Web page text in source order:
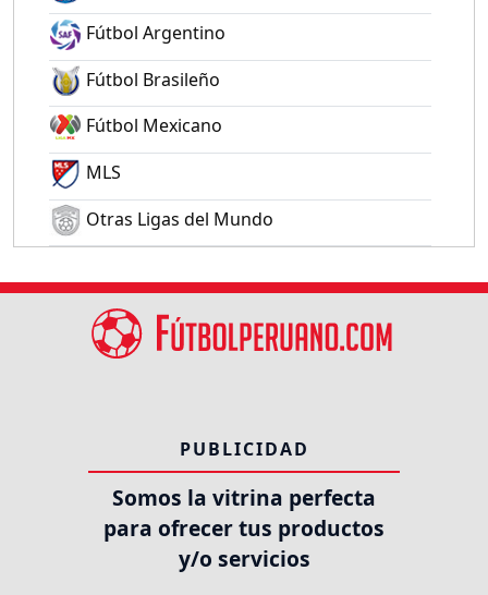
Fútbol Argentino
Fútbol Brasileño
Fútbol Mexicano
MLS
Otras Ligas del Mundo
PUBLICIDAD
Somos la vitrina perfecta
para ofrecer tus productos
y/o servicios